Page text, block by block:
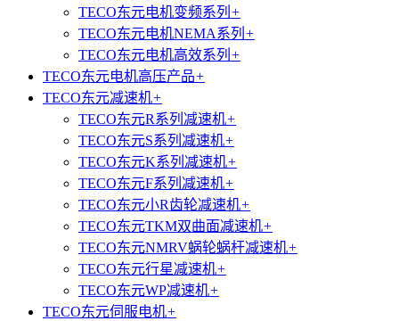
TECO东元电机变频系列 +
TECO东元电机NEMA系列 +
TECO东元电机高效系列 +
TECO东元电机高压产品+
TECO东元减速机+
TECO东元R系列减速机+
TECO东元S系列减速机+
TECO东元K系列减速机+
TECO东元F系列减速机+
TECO东元小R齿轮减速机+
TECO东元TKM双曲面减速机+
TECO东元NMRV蜗轮蜗杆减速机+
TECO东元行星减速机+
TECO东元WP减速机+
TECO东元伺服电机+